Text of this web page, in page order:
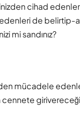
cihad
de belirtip-
mi sandınız?
mücadele